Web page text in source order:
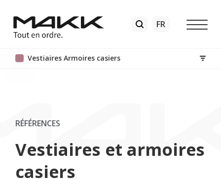
Vestiaires Armoires casiers
RÉFÉRENCES
Vestiaires et armoires
casiers